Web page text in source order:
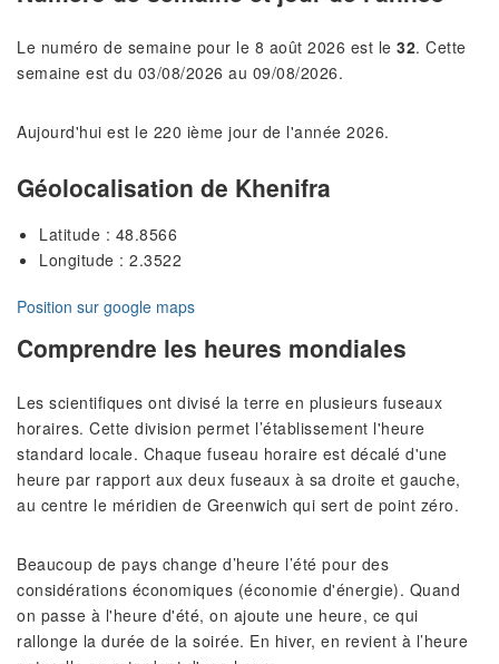
Le numéro de semaine pour le 8 août 2026 est le 32. Cette
semaine est du 03/08/2026 au 09/08/2026.
Aujourd'hui est le 220 ième jour de l'année 2026.
Géolocalisation de Khenifra
Latitude : 48.8566
Longitude : 2.3522
Position sur google maps
Comprendre les heures mondiales
Les scientifiques ont divisé la terre en plusieurs fuseaux
horaires. Cette division permet l’établissement l'heure
standard locale. Chaque fuseau horaire est décalé d'une
heure par rapport aux deux fuseaux à sa droite et gauche,
au centre le méridien de Greenwich qui sert de point zéro.
Beaucoup de pays change d’heure l’été pour des
considérations économiques (économie d'énergie). Quand
on passe à l'heure d'été, on ajoute une heure, ce qui
rallonge la durée de la soirée. En hiver, en revient à l’heure